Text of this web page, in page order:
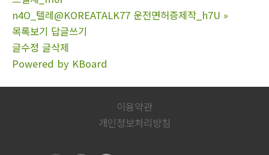
n4O_텔레@KOREATALK77 운전면허증제작_h7U »
목록보기 답글쓰기
글수정 글삭제
Powered by KBoard
이용약관
개인정보처리방침